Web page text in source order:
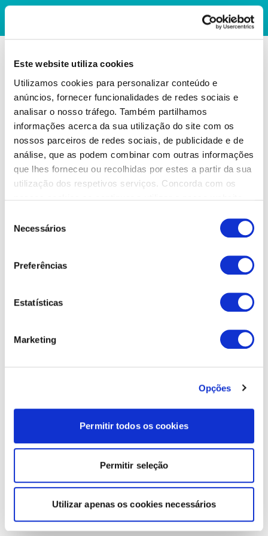
Este website utiliza cookies
Utilizamos cookies para personalizar conteúdo e
anúncios, fornecer funcionalidades de redes sociais e
analisar o nosso tráfego. Também partilhamos
informações acerca da sua utilização do site com os
nossos parceiros de redes sociais, de publicidade e de
análise, que as podem combinar com outras informações
que lhes forneceu ou recolhidas por estes a partir da sua
utilização dos respetivos serviços. Concorda com os
Necessários
Preferências
Estatísticas
Marketing
Opções
Permitir todos os cookies
Permitir seleção
Utilizar apenas os cookies necessários